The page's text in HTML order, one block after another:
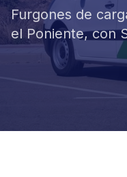
Furgones de
el Poniente, con